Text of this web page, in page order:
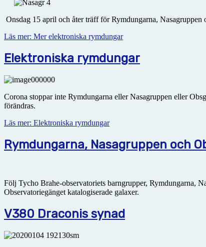
Onsdag 15 april och åter träff för Rymdungarna, Nasagruppen
Läs mer: Mer elektroniska rymdungar
Elektroniska rymdungar
Corona stoppar inte Rymdungarna eller Nasagruppen eller
förändras.
Läs mer: Elektroniska rymdungar
Rymdungarna, Nasagruppen och
Följ Tycho Brahe-observatoriets barngrupper, Rymdungarna,
Observatoriegänget katalogiserade galaxer.
V380 Draconis synad